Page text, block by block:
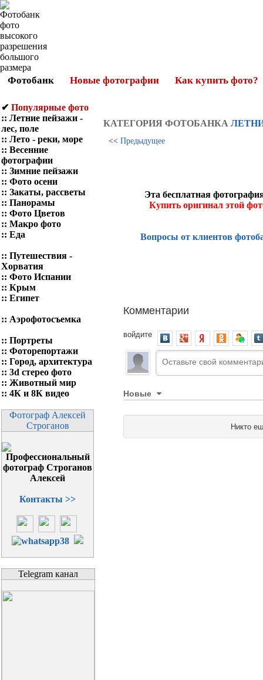
Фотобанк Новые фотографии Как купить фото?
✔ Популярные фото
:: Летние пейзажи -
лес, поле
:: Лето - реки, море
:: Весенние
фотографии
:: Зимние пейзажи
:: Фото осени
:: Закаты, рассветы
:: Панорамы
:: Фото Цветов
:: Макро фото
:: Еда
:: Путешествия -
Хорватия
:: Фото Испании
:: Крым
:: Египет
:: Аэрофотосъемка
:: Портреты
:: Фоторепортажи
:: Город, архитектура
:: 3d стерео фото
:: Животный мир
:: 4К и 8К видео
Фотограф Алексей
Строганов
Контакты >>
Telegram канал
КАТЕГОРИЯ ФОТOБАНКА
<< Предыдущее
Эта бесплатная
Купить оригинал этой
Вопросы от клиентов
Комментарии
войдите
Новые
Никто